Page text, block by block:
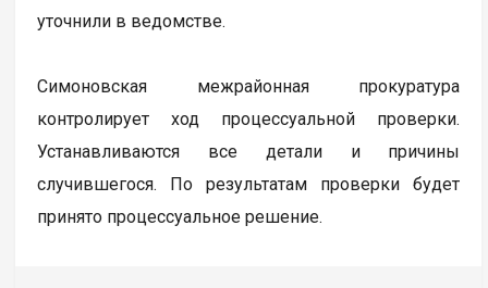
уточнили в ведомстве.
Симоновская межрайонная прокуратура
контролирует ход процессуальной проверки.
Устанавливаются все детали и причины
случившегося. По результатам проверки будет
принято процессуальное решение.